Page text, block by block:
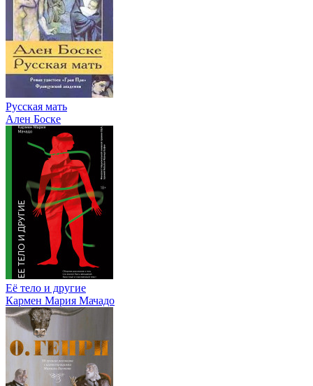
Русская мать
Ален Боске
Её тело и другие
Кармен Мария Мачадо